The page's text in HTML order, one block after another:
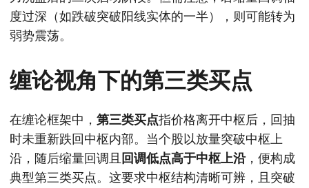
度过深（如跌破突破阳线实体的一半），则可能转为
弱势震荡。
缠论视角下的第三类买点
在缠论框架中， 第三类买点指价格离开中枢后，回抽
时未重新跌回中枢内部。当个股以放量突破中枢上
沿，随后缩量回调且 回调低点高于中枢上沿，便构成
典型第三类买点。这要求中枢结构清晰可辨，且突破